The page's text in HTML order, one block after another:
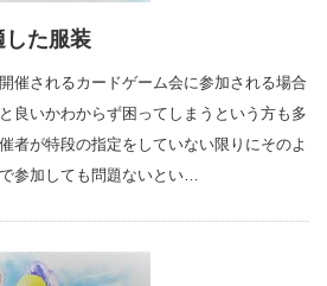
した服装
催されるカードゲーム会に参加される場合
良いかわからず困ってしまうという方も多
者が特段の指定をしていない限りにそのよ
参加しても問題ないとい…